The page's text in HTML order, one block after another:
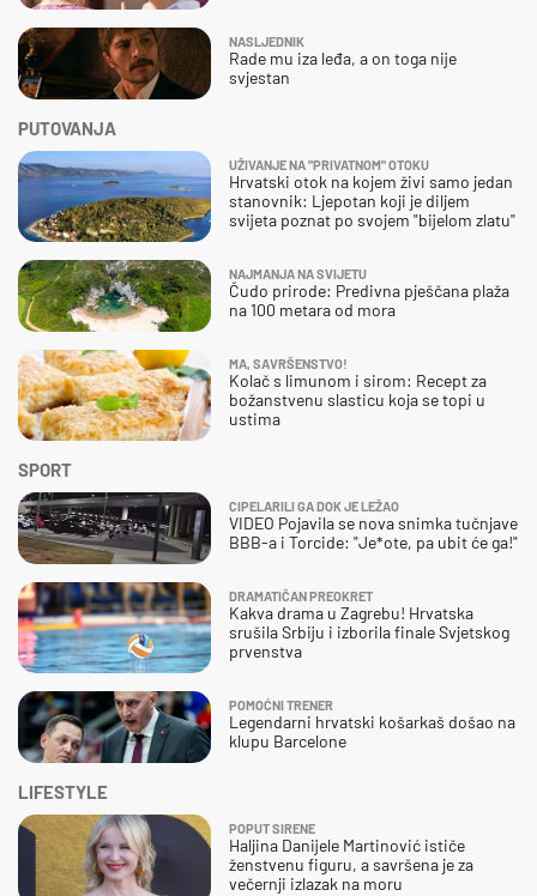
SPORT
CIPELARILI GA DOK JE LEŽAO
VIDEO Pojavila se nova snimka tučnjave
BBB-a i Torcide: "Je*ote, pa ubit će ga!"
DRAMATIČAN PREOKRET
Kakva drama u Zagrebu! Hrvatska
srušila Srbiju i izborila finale Svjetskog
prvenstva
POMOĆNI TRENER
Legendarni hrvatski košarkaš došao na
klupu Barcelone
NASLJEDNIK
Rade mu iza leđa, a on toga nije
svjestan
PUTOVANJA
UŽIVANJE NA "PRIVATNOM" OTOKU
Hrvatski otok na kojem živi samo jedan
stanovnik: Ljepotan koji je diljem
svijeta poznat po svojem "bijelom zlatu"
NAJMANJA NA SVIJETU
Čudo prirode: Predivna pješčana plaža
na 100 metara od mora
MA, SAVRŠENSTVO!
Kolač s limunom i sirom: Recept za
božanstvenu slasticu koja se topi u
ustima
LIFESTYLE
POPUT SIRENE
Haljina Danijele Martinović ističe
ženstvenu figuru, a savršena je za
večernji izlazak na moru